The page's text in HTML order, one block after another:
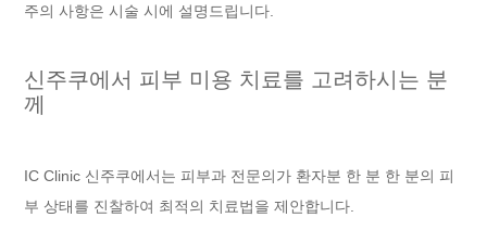
주의 사항은 시술 시에 설명드립니다.
신주쿠에서 피부 미용 치료를 고려하시는 분
께
IC Clinic 신주쿠에서는 피부과 전문의가 환자분 한 분 한 분의 피
부 상태를 진찰하여 최적의 치료법을 제안합니다.